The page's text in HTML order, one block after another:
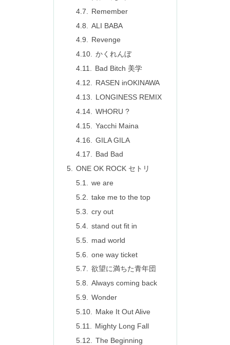
Remember
ALI BABA
Revenge
かくれんぼ
Bad Bitch 美学
RASEN inOKINAWA
LONGINESS REMIX
WHORU ?
Yacchi Maina
GILA GILA
Bad Bad
ONE OK ROCK セトリ
we are
take me to the top
cry out
stand out fit in
mad world
one way ticket
欲望に満ちた青年団
Always coming back
Wonder
Make It Out Alive
Mighty Long Fall
The Beginning